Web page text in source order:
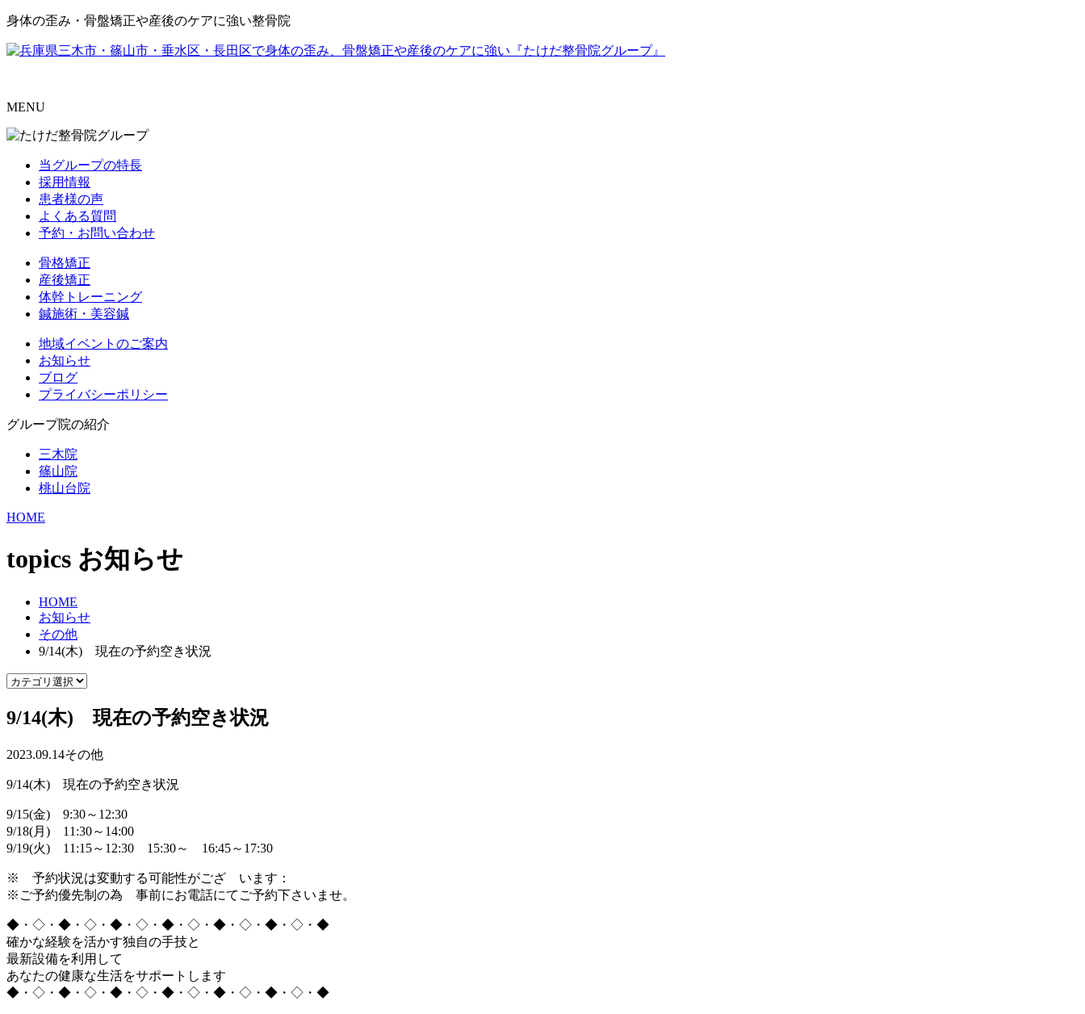
身体の歪み・骨盤矯正や産後のケアに強い整骨院
MENU
当グループの特長
採用情報
患者様の声
よくある質問
予約・お問い合わせ
骨格矯正
産後矯正
体幹トレーニング
鍼施術・美容鍼
地域イベントのご案内
お知らせ
ブログ
プライバシーポリシー
グループ院の紹介
三木院
篠山院
桃山台院
HOME
topics お知らせ
HOME
お知らせ
その他
9/14(木) 現在の予約空き状況
9/14(木) 現在の予約空き状況
2023.09.14その他
9/14(木) 現在の予約空き状況
9/15(金) 9:30～12:30
9/18(月) 11:30～14:00
9/19(火) 11:15～12:30 15:30～ 16:45～17:30
※ 予約状況は変動する可能性がござ います：
※ご予約優先制の為 事前にお電話にてご予約下さいませ。
◆・◇・◆・◇・◆・◇・◆・◇・◆・◇・◆・◇・◆
確かな経験を活かす独自の手技と
最新設備を利用して
あなたの健康な生活をサポートします
◆・◇・◆・◇・◆・◇・◆・◇・◆・◇・◆・◇・◆